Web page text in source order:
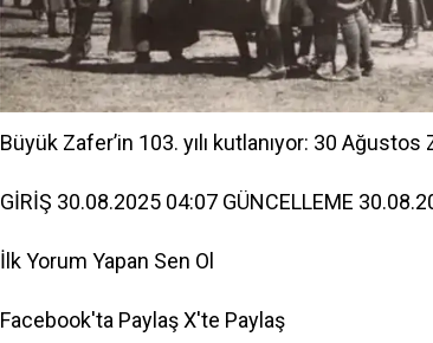
Büyük Zafer’in 103. yılı kutlanıyor: 30 Ağustos
GİRİŞ 30.08.2025 04:07 GÜNCELLEME
İlk Yorum Yapan Sen Ol
Facebook'ta PaylaşX'te Paylaş